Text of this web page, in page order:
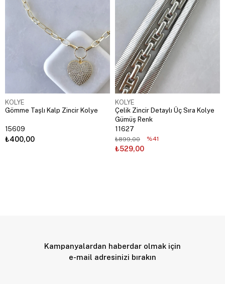
KOLYE
Gömme Taşlı Kalp Zincir Kolye
15609
₺400,00
KOLYE
Çelik Zincir Detaylı Üç Sıra Kolye
Gümüş Renk
11627
₺529,00
₺899,00 %41
Kampanyalardan haberdar olmak için
e-mail adresinizi bırakın